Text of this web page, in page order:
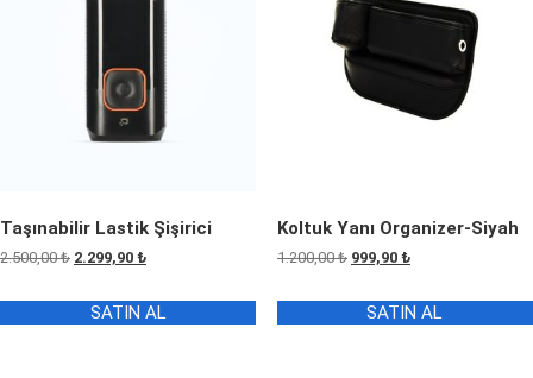
Taşınabilir Lastik Şişirici
2.500,00₺ Orijinal
2.500,00 ₺.
2.299,90 ₺Şu
fiyat:
2.299,90 ₺.
SATIN AL
Koltuk Yanı Organizer-Siyah
1.200,00₺ Orijinal
1.200,00 ₺.
999,90 ₺Şu
fiyat:
999,90 ₺.
SATIN AL